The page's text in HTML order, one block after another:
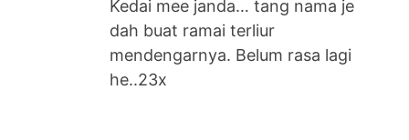
Kedai mee janda… tang nama je
dah buat ramai terliur
mendengarnya. Belum rasa lagi
he..23x